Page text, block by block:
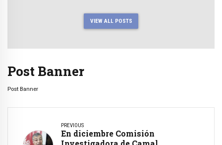
VIEW ALL POSTS
Post Banner
Post Banner
PREVIOUS
En diciembre Comisión